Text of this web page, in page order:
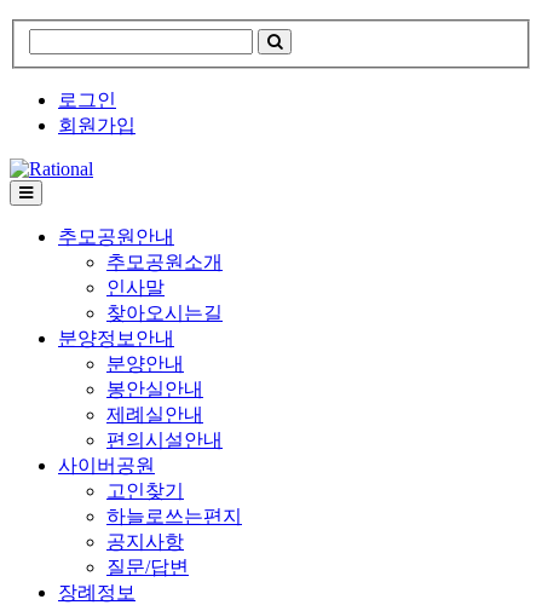
로그인
회원가입
추모공원안내
추모공원소개
인사말
찾아오시는길
분양정보안내
분양안내
봉안실안내
제례실안내
편의시설안내
사이버공원
고인찾기
하늘로쓰는편지
공지사항
질문/답변
장례정보